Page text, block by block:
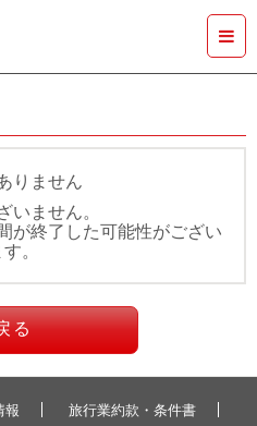
りません
いません。
が終了した可能性がござい
。
る
報
旅行業約款・条件書